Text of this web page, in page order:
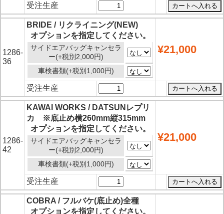
受注生産
1286-
36
BRIDE / リクライニング(NEW)
オプションを指定してください。
サイドエアバッグキャンセラ
ー(+税別2,000円)
車検書類(+税別1,000円)
¥21,000
受注生産
1286-
42
KAWAI WORKS / DATSUNレプリ
カ ※底止め横260mm縦315mm
オプションを指定してください。
サイドエアバッグキャンセラ
ー(+税別2,000円)
車検書類(+税別1,000円)
¥21,000
受注生産
COBRA / フルバケ(底止め)全種
オプションを指定してください。